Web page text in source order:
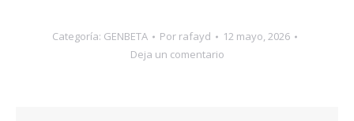
Categoría: GENBETA Por rafayd
12 mayo, 2026
Deja un comentario